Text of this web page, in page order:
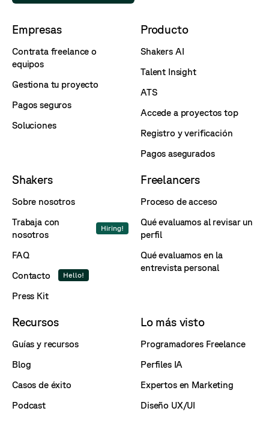
Empresas
Contrata freelance o
equipos
Gestiona tu proyecto
Pagos seguros
Soluciones
Producto
Shakers AI
Talent Insight
ATS
Accede a proyectos top
Registro y verificación
Pagos asegurados
Shakers
Sobre nosotros
Trabaja con
nosotros
Hiring!
FAQ
Contacto
Hello!
Press Kit
Freelancers
Proceso de acceso
Qué evaluamos al revisar un
perfil
Qué evaluamos en la
entrevista personal
Recursos
Guías y recursos
Blog
Casos de éxito
Podcast
Lo más visto
Programadores Freelance
Perfiles IA
Expertos en Marketing
Diseño UX/UI